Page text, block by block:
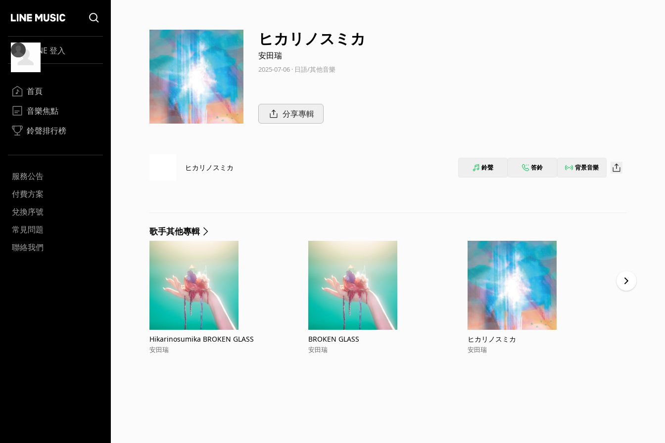
LINE 登入
首頁
音樂焦點
鈴聲排行榜
服務公告
付費方案
兌換序號
常見問題
聯絡我們
ヒカリノスミカ
安田瑞
2025-07-06 · 日語/其他音樂
分享專輯
ヒカリノスミカ 鈴聲 答鈴 背景音樂
歌手其他專輯
Hikarinosumika BROKEN GLASS
安田瑞
BROKEN GLASS
安田瑞
ヒカリノスミカ
安田瑞